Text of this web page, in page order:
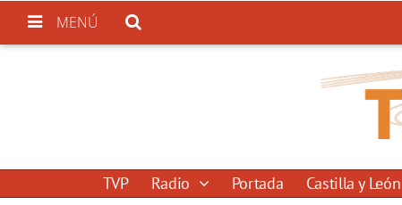
MENÚ
TVP Radio Portada Castilla y León